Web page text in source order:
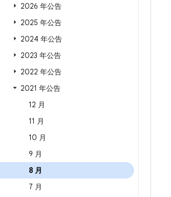
2026 年公告
2025 年公告
2024 年公告
2023 年公告
2022 年公告
2021 年公告
12 月
11 月
10 月
9 月
8 月
7 月